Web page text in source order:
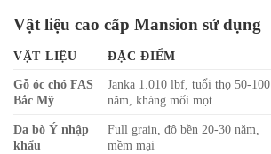
Vật liệu cao cấp Mansion sử dụng
VẬT LIỆU ĐẶC ĐIỂM
Gỗ óc chó FAS
Bắc Mỹ
Janka 1.010 lbf, tuổi thọ 50-100
năm, kháng mối mọt
Da bò Ý nhập
khẩu
Full grain, độ bền 20-30 năm,
mềm mại